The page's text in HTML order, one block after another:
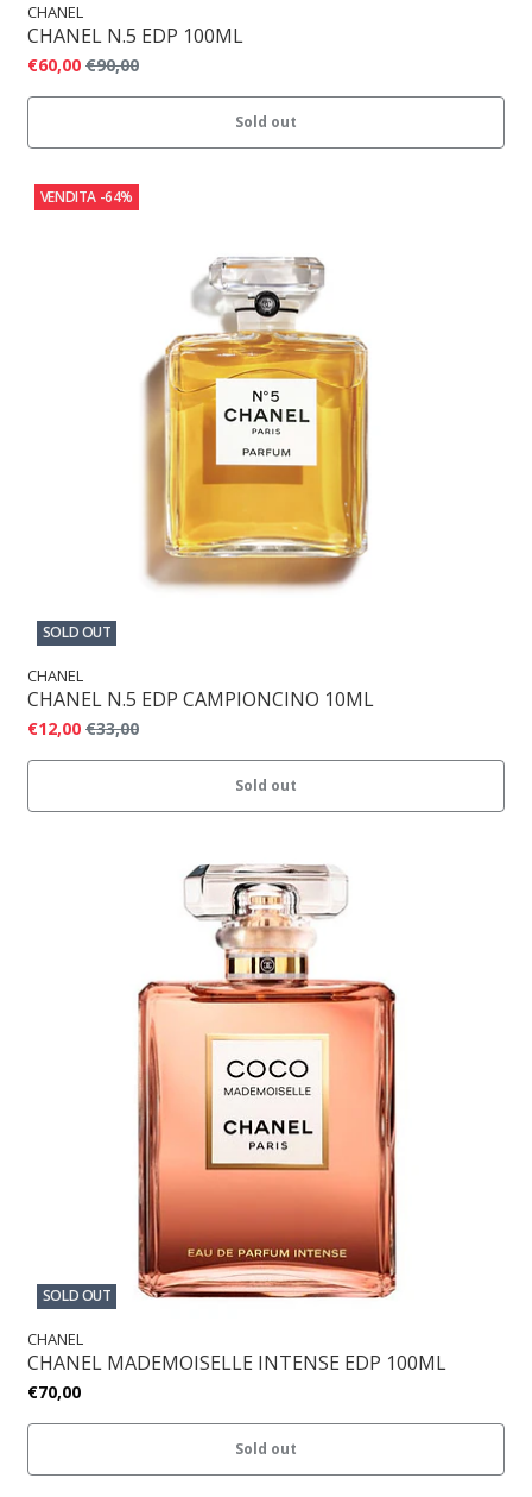
CHANEL
CHANEL N.5 EDP 100ML
€60,00 €90,00
Sold out
VENDITA -64%
SOLD OUT
CHANEL
CHANEL N.5 EDP CAMPIONCINO 10ML
€12,00 €33,00
Sold out
SOLD OUT
CHANEL
CHANEL MADEMOISELLE INTENSE EDP 100ML
€70,00
Sold out